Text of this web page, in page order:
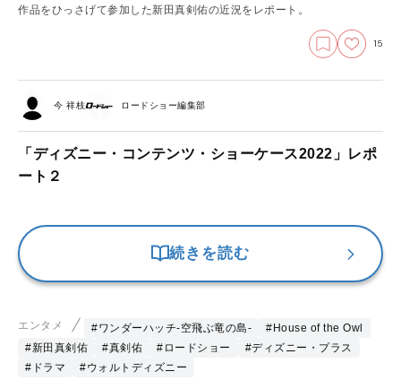
作品をひっさげて参加した新田真剣佑の近況をレポート。
15
今 祥枝 ロードショー編集部
「ディズニー・コンテンツ・ショーケース2022」レポ
ート２
続きを読む
エンタメ #ワンダーハッチ-空飛ぶ竜の島-
#House of the Owl
#新田真剣佑
#真剣佑 #ロードショー
#ディズニー・プラス
#ドラマ
#ウォルトディズニー